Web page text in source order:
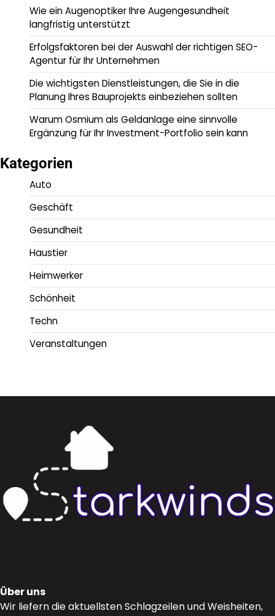
Wie ein Augenoptiker Ihre Augengesundheit
langfristig unterstützt
Erfolgsfaktoren bei der Auswahl der richtigen SEO-
Agentur für Ihr Unternehmen
Die wichtigsten Dienstleistungen, die Sie in die
Planung Ihres Bauprojekts einbeziehen sollten
Warum Osmium als Geldanlage eine sinnvolle
Ergänzung für Ihr Investment-Portfolio sein kann
Kategorien
Auto
Geschäft
Gesundheit
Haustier
Heimwerker
Schönheit
Techn
Veranstaltungen
Über uns
Wir liefern die aktuellsten Schlagzeilen und Weisheiten,